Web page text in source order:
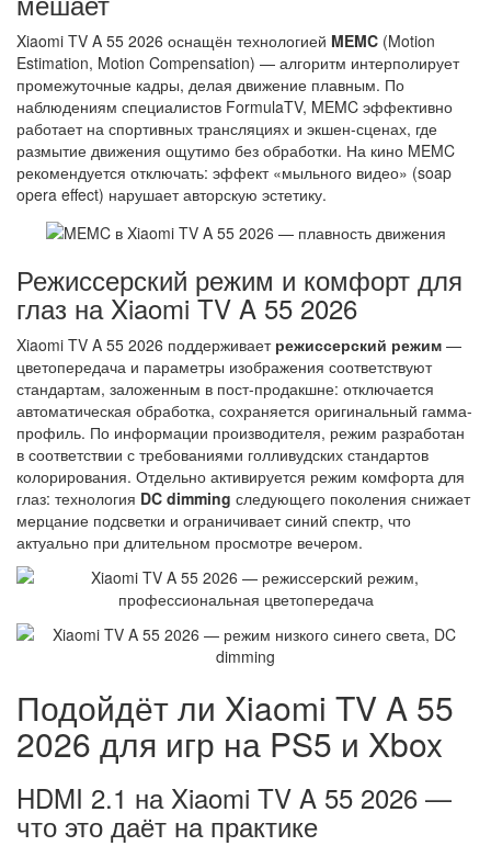
Xiaomi TV A 55 2026 оснащён технологией MEMC (Motion
Estimation, Motion Compensation) — алгоритм интерполирует
промежуточные кадры, делая движение плавным. По
наблюдениям специалистов FormulaTV, MEMC эффективно
работает на спортивных трансляциях и экшен-сценах, где
размытие движения ощутимо без обработки. На кино MEMC
рекомендуется отключать: эффект «мыльного видео» (soap
opera effect) нарушает авторскую эстетику.
Режиссерский режим и комфорт для
глаз на Xiaomi TV A 55 2026
Xiaomi TV A 55 2026 поддерживает режиссерский режим —
цветопередача и параметры изображения соответствуют
стандартам, заложенным в пост-продакшне: отключается
автоматическая обработка, сохраняется оригинальный гамма-
профиль. По информации производителя, режим разработан
в соответствии с требованиями голливудских стандартов
колорирования. Отдельно активируется режим комфорта для
глаз: технология DC dimming следующего поколения снижает
мерцание подсветки и ограничивает синий спектр, что
актуально при длительном просмотре вечером.
Подойдёт ли Xiaomi TV A 55
2026 для игр на PS5 и Xbox
HDMI 2.1 на Xiaomi TV A 55 2026 —
что это даёт на практике